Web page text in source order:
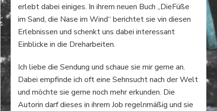
erlebt dabei einiges. In ihrem neuen Buch „DieFüße
im Sand, die Nase im Wind“ berichtet sie vin diesen
Erlebnissen und schenkt uns dabei interessant
Einblicke in die Dreharbeiten.
Ich liebe die Sendung und schaue sie mir gerne an.
Dabei empfinde ich oft eine Sehnsucht nach der Welt
und möchte sie gerne noch mehr erkunden. Die
Autorin darf dieses in ihrem Job regelnmäßig und sie